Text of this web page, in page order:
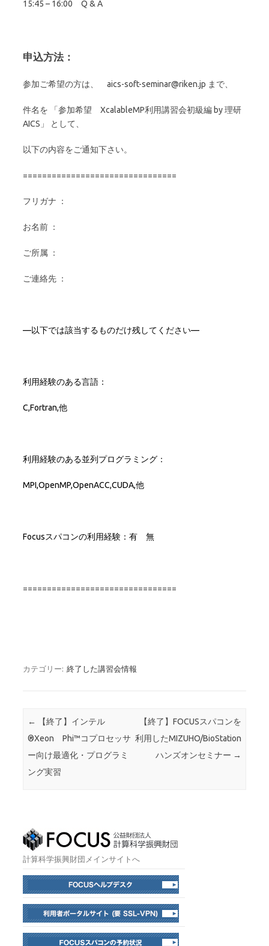
15:45 – 16:00 Q & A
申込方法：
参加ご希望の方は、 aics-soft-seminar@riken.jp まで、
件名を 「参加希望 XcalableMP利用講習会初級編 by 理研
AICS」 として、
以下の内容をご通知下さい。
================================
フリガナ ：
お名前 ：
ご所属 ：
ご連絡先 ：
—以下では該当するものだけ残してください—
利用経験のある言語：
C,Fortran,他
利用経験のある並列プログラミング：
MPI,OpenMP,OpenACC,CUDA,他
Focusスパコンの利用経験：有 無
================================
カテゴリー: 終了した講習会情報
投稿ナビゲーション
←
【終了】インテル
®Xeon Phi™コプロセッサ
ー向け最適化・プログラミ
ング実習
【終了】FOCUSスパコンを
利用したMIZUHO/BioStation
ハンズオンセミナー →
計算科学振興財団メインサイトへ